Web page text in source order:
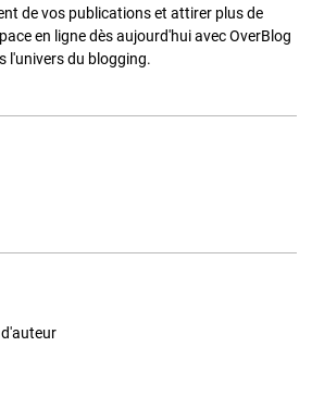
de vos publications et attirer plus de
en ligne dès aujourd'hui avec OverBlog
l'univers du blogging.